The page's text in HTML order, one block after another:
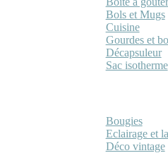
Bols et Mugs
Cuisine
Gourdes et
Décapsuleur
Sac isotherme
Bougies
Eclairage et
Déco vintage